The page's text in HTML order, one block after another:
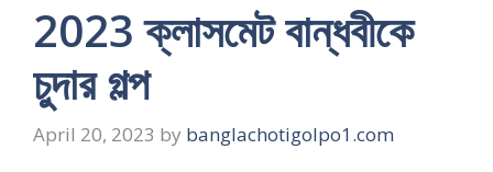
2023 ক্লাসমেট বান্ধবীকে
চুদার গল্প
April 20, 2023 by banglachotigolpo1.com